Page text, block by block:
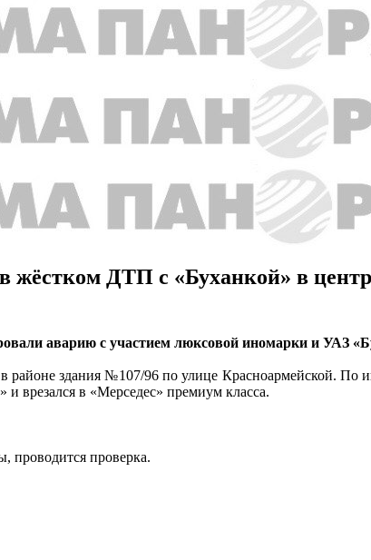
жёстком ДТП с «Буханкой» в
аварию с участием люксовой иномарки и УАЗ
здания №107/96 по улице Красноармейской. По
врезался в «Мерседес» премиум класса.
проводится проверка.